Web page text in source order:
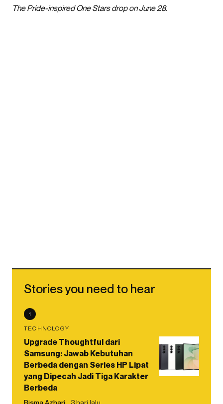
The Pride-inspired One Stars drop on June 28.
Stories you need to hear
1
TECHNOLOGY
Upgrade Thoughtful dari
Samsung: Jawab Kebutuhan
Berbeda dengan Series HP Lipat
yang Dipecah Jadi Tiga Karakter
Berbeda
Risma Azhari 3 hari lalu